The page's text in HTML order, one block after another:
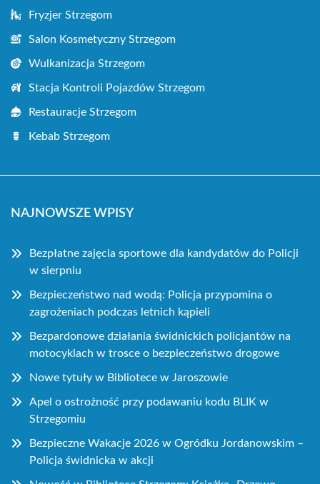
Fryzjer Strzegom
Salon Kosmetyczny Strzegom
Wulkanizacja Strzegom
Stacja Kontroli Pojazdów Strzegom
Restauracje Strzegom
Kebab Strzegom
NAJNOWSZE WPISY
Bezpłatne zajęcia sportowe dla kandydatów do Policji
w sierpniu
Bezpieczeństwo nad wodą: Policja przypomina o
zagrożeniach podczas letnich kąpieli
Bezpardonowe działania świdnickich policjantów na
motocyklach w trosce o bezpieczeństwo drogowe
Nowe tytuły w Bibliotece w Jaroszowie
Apel o ostrożność przy podawaniu kodu BLIK w
Strzegomiu
Bezpieczne Wakacje 2026 w Ogródku Jordanowskim –
Policja świdnicka w akcji